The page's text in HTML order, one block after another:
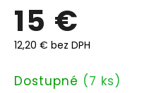
15 €
12,20 € bez DPH
Jednotková
Dostupné (7 ks)